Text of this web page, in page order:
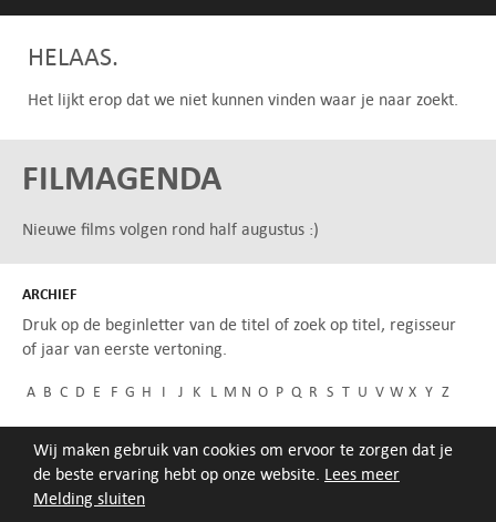
Melding sluiten
Wij maken gebruik van cookies om ervoor te zorgen dat je
de beste ervaring hebt op onze website. Lees meer
HELAAS.
Het lijkt erop dat we niet kunnen vinden waar je naar zoekt.
FILMAGENDA
Nieuwe films volgen rond half augustus :)
ARCHIEF
Druk op de beginletter van de titel of zoek op titel, regisseur
of jaar van eerste vertoning.
A B C D E F G H I J K L M N O P Q R S T U V W X Y Z